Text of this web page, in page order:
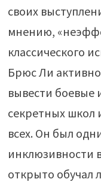
своих
мнению,
классического
Брюс Ли
вывести боевые
секретных школ
всех. Он был
инклюзивности
открыто обучал